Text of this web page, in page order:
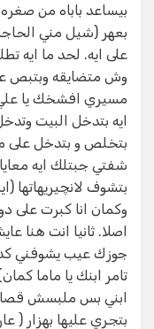
بيساعد باباه من
بعهر (شيل مني
على ايه. لحد ما ايه
وش متضايقه وبتبص
مسيري افشخك يا
ايه بتدخل البيت
بتخلص و بتدخل على
شفتي جبتلك ايه
بتشوف لانچيريهاتها
وكمان انا كبرت على
اصلا. ثانيا انت هنا
جوزك عيب يشوفني
تامر ابنك يا ماما
ابني بس ملبسش
بتجري عليها بهزار (